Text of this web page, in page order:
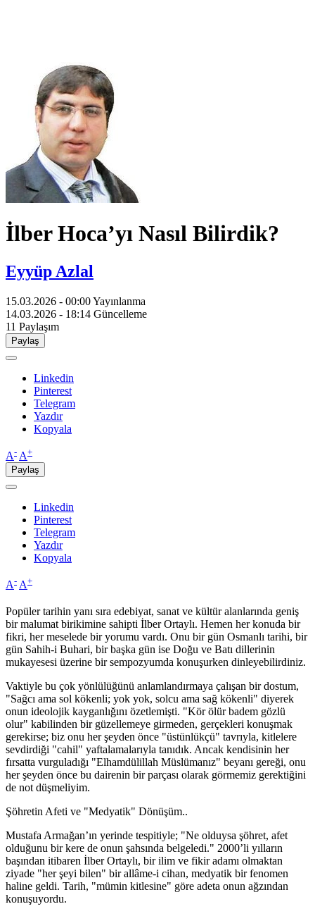
İlber Hoca’yı Nasıl Bilirdik?
Eyyüp Azlal
15.03.2026 - 00:00Yayınlanma
14.03.2026 - 18:14 Güncelleme
11 Paylaşım
Paylaş
Linkedin
Pinterest
Telegram
Yazdır
Kopyala
A- A+
Paylaş
Linkedin
Pinterest
Telegram
Yazdır
Kopyala
A- A+
Popüler tarihin yanı sıra edebiyat, sanat ve kültür alanlarında geniş
bir malumat birikimine sahipti İlber Ortaylı. Hemen her konuda bir
fikri, her meselede bir yorumu vardı. Onu bir gün Osmanlı tarihi, bir
gün Sahih-i Buhari, bir başka gün ise Doğu ve Batı dillerinin
mukayesesi üzerine bir sempozyumda konuşurken dinleyebilirdiniz.
Vaktiyle bu çok yönlülüğünü anlamlandırmaya çalışan bir dostum,
"Sağcı ama sol kökenli; yok yok, solcu ama sağ kökenli" diyerek
onun ideolojik kayganlığını özetlemişti. "Kör ölür badem gözlü
olur" kabilinden bir güzellemeye girmeden, gerçekleri konuşmak
gerekirse; biz onu her şeyden önce "üstünlükçü" tavrıyla, kitlelere
sevdirdiği "cahil" yaftalamalarıyla tanıdık. Ancak kendisinin her
fırsatta vurguladığı "Elhamdülillah Müslümanız" beyanı gereği, onu
her şeyden önce bu dairenin bir parçası olarak görmemiz gerektiğini
de not düşmeliyim.
Şöhretin Afeti ve "Medyatik" Dönüşüm..
Mustafa Armağan’ın yerinde tespitiyle; "Ne olduysa şöhret, afet
olduğunu bir kere de onun şahsında belgeledi." 2000’li yılların
başından itibaren İlber Ortaylı, bir ilim ve fikir adamı olmaktan
ziyade "her şeyi bilen" bir allâme-i cihan, medyatik bir fenomen
haline geldi. Tarih, "mümin kitlesine" göre adeta onun ağzından
konuşuyordu.